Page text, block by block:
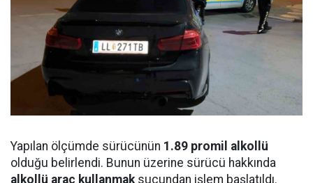
Yapılan ölçümde sürücünün 1.89 promil alkollü
olduğu belirlendi. Bunun üzerine sürücü hakkında
alkollü araç kullanmaksuçundan işlem başlatıldı.